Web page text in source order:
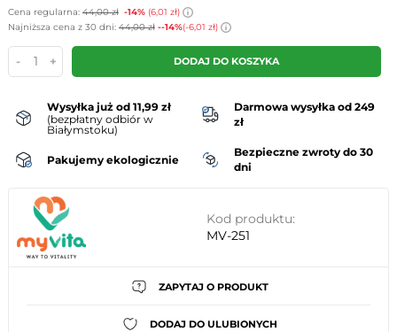
Cena regularna: 44,00 zł -14% (6,01 zł)
Najniższa cena z 30 dni: 44,00 zł --14%(-6,01 zł)
- + DODAJ DO KOSZYKA
Wysyłka już od 11,99 zł
(bezpłatny odbiór w
Białymstoku)
Darmowa wysyłka od 249
zł
Pakujemy ekologicznie
Bezpieczne zwroty do 30
dni
Kod produktu:
MV-251
ZAPYTAJ O PRODUKT
DODAJ DO ULUBIONYCH